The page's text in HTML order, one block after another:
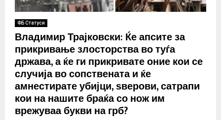
ФБ Статуси
Владимир Трајковски: Ќе апсите за
прикривање злосторства во туѓа
држава, а ќе ги прикривате оние кои се
случија во сопствената и ќе
амнестирате убијци, ѕверови, сатрапи
кои на нашите браќа со нож им
врежуваа букви на грб?